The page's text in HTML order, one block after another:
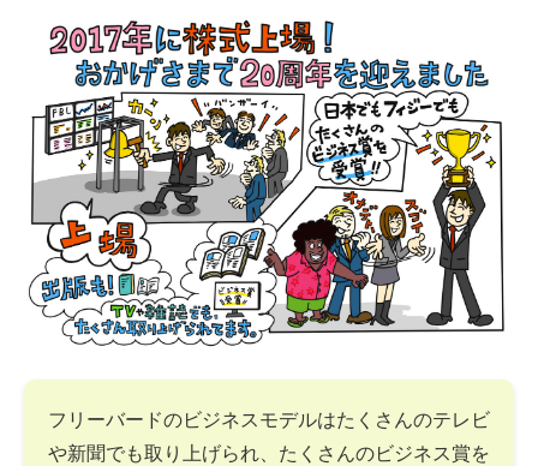
フリーバードのビジネスモデルはたくさんのテレビ
や新聞でも取り上げられ、たくさんのビジネス賞を